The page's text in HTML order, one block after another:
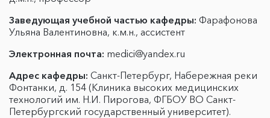
Заведующая учебной частью кафедры: Фарафонова
Ульяна Валентиновна, к.м.н., ассистент
Электронная почта: medici@yandex.ru
Адрес кафедры: Санкт-Петербург, Набережная реки
Фонтанки, д. 154 (Клиника высоких медицинских
технологий им. Н.И. Пирогова, ФГБОУ ВО Санкт-
Петербургский государственный университет).